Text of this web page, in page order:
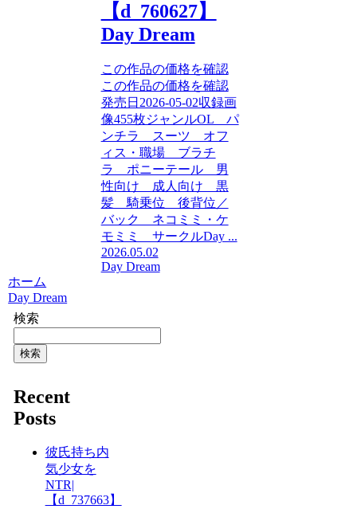
【d_760627】
Day Dream
この作品の価格を確認
この作品の価格を確認
発売日2026-05-02収録画
像455枚ジャンルOL パ
ンチラ スーツ オフ
ィス・職場 ブラチ
ラ ポニーテール 男
性向け 成人向け 黒
髪 騎乗位 後背位／
バック ネコミミ・ケ
モミミ サークルDay ...
2026.05.02
Day Dream
ホーム
Day Dream
検索
検索
Recent
Posts
彼氏持ち内
気少女を
NTR|
【d_737663】